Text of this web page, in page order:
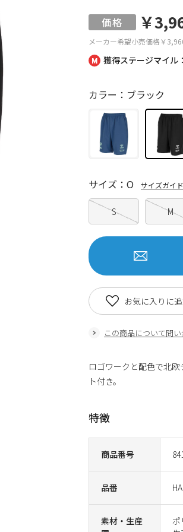
獲得ステージマイル
メーカー希望小売価格￥
￥
商品番号
品番
素材・生産
カラー：ブラック
S M
サイズ：O サイズガイ
この商品について問
お気に入りに
ロゴワークと配色で北
ト付き。
特徴